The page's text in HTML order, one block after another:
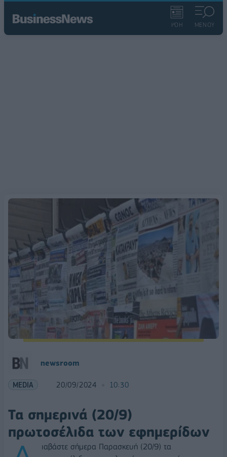
ΡΟΗ ΜΕΝΟΥ
newsroom
MEDIA 20/09/2024 10:30
Τα σημερινά (20/9)
πρωτοσέλιδα των εφημερίδων
ιαβάστε σήμερα Παρασκευή (20/9) τα